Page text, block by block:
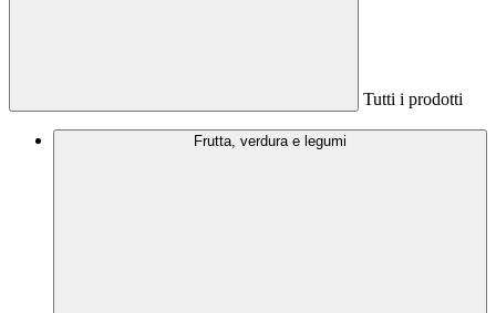
Tutti i prodotti
Frutta, verdura e legumi